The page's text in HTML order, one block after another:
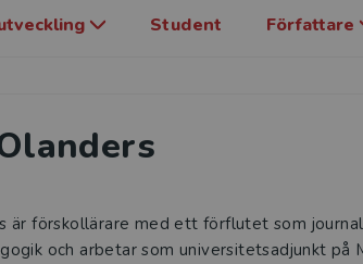
Student Författare
är förskollärare med ett förflutet som
och arbetar som universitetsadjunkt på